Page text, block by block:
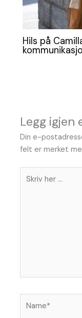
Hils på
Legg igjen
Din e-
felt er merket
her